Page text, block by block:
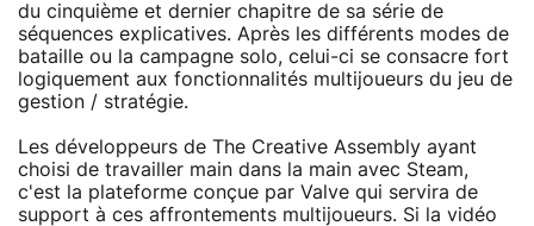
du cinquième et dernier chapitre de sa série de
séquences explicatives. Après les différents modes de
bataille ou la campagne solo, celui-ci se consacre fort
logiquement aux fonctionnalités multijoueurs du jeu de
gestion / stratégie.
Les développeurs de The Creative Assembly ayant
choisi de travailler main dans la main avec Steam,
c'est la plateforme conçue par Valve qui servira de
support à ces affrontements multijoueurs. Si la vidéo